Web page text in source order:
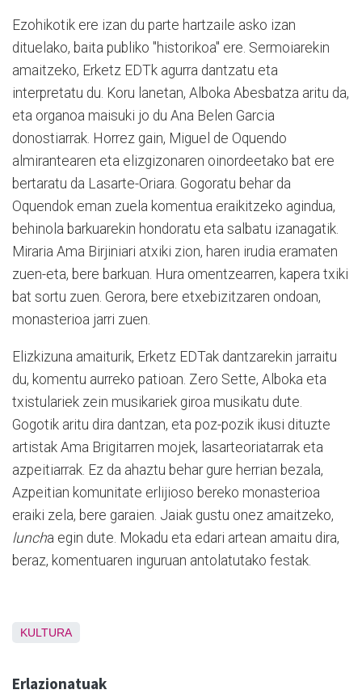
Ezohikotik ere izan du parte hartzaile asko izan
dituelako, baita publiko "historikoa" ere. Sermoiarekin
amaitzeko, Erketz EDTk agurra dantzatu eta
interpretatu du. Koru lanetan, Alboka Abesbatza aritu da,
eta organoa maisuki jo du Ana Belen Garcia
donostiarrak. Horrez gain, Miguel de Oquendo
almirantearen eta elizgizonaren oinordeetako bat ere
bertaratu da Lasarte-Oriara. Gogoratu behar da
Oquendok eman zuela komentua eraikitzeko agindua,
behinola barkuarekin hondoratu eta salbatu izanagatik.
Miraria Ama Birjiniari atxiki zion, haren irudia eramaten
zuen-eta, bere barkuan. Hura omentzearren, kapera txiki
bat sortu zuen. Gerora, bere etxebizitzaren ondoan,
monasterioa jarri zuen.
Elizkizuna amaiturik, Erketz EDTak dantzarekin jarraitu
du, komentu aurreko patioan. Zero Sette, Alboka eta
txistulariek zein musikariek giroa musikatu dute.
Gogotik aritu dira dantzan, eta poz-pozik ikusi dituzte
artistak Ama Brigitarren mojek, lasarteoriatarrak eta
azpeitiarrak. Ez da ahaztu behar gure herrian bezala,
Azpeitian komunitate erlijioso bereko monasterioa
eraiki zela, bere garaien. Jaiak gustu onez amaitzeko,
luncha egin dute. Mokadu eta edari artean amaitu dira,
beraz, komentuaren inguruan antolatutako festak.
KULTURA
Erlazionatuak